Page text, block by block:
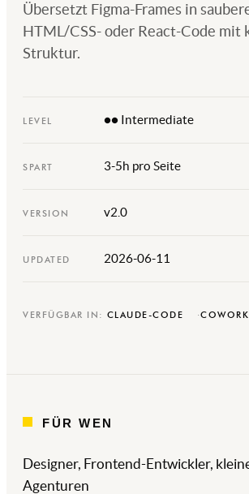
Übersetzt Figma-Frames in
HTML/CSS- oder React-Code mit
Struktur.
LEVEL ●● Intermediate
SPART 3-5h pro Seite
VERSION v2.0
UPDATED 2026-06-11
VERFÜGBAR IN: CLAUDE-CODE COWORK
FÜR WEN
Designer, Frontend-Entwickler,
Agenturen